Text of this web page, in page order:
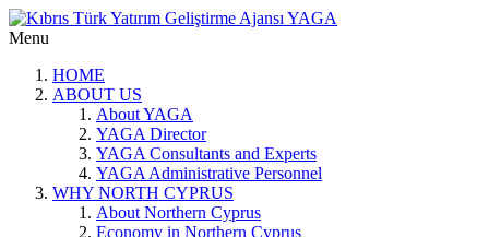
Menu
HOME
ABOUT US
About YAGA
YAGA Director
YAGA Consultants and Experts
YAGA Administrative Personnel
WHY NORTH CYPRUS
About Northern Cyprus
Economy in Northern Cyprus